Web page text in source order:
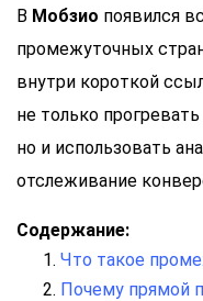
В Мобзио появился
промежуточных
внутри короткой
не только
но и использовать
отслеживание
Содержание:
Что такое
Почему прямой